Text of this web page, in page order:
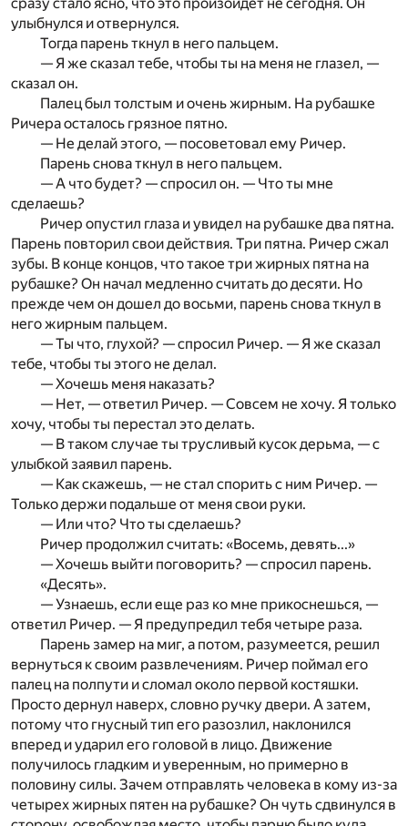
улыбнулся и отвернулся.
Тогда парень ткнул в него пальцем.
— Я же сказал тебе, чтобы ты на меня не глазел, —
сказал он.
Палец был толстым и очень жирным. На рубашке
Ричера осталось грязное пятно.
— Не делай этого, — посоветовал ему Ричер.
Парень снова ткнул в него пальцем.
— А что будет? — спросил он. — Что ты мне
сделаешь?
Ричер опустил глаза и увидел на рубашке два пятна.
Парень повторил свои действия. Три пятна. Ричер сжал
зубы. В конце концов, что такое три жирных пятна на
рубашке? Он начал медленно считать до десяти. Но
прежде чем он дошел до восьми, парень снова ткнул в
него жирным пальцем.
— Ты что, глухой? — спросил Ричер. — Я же сказал
тебе, чтобы ты этого не делал.
— Хочешь меня наказать?
— Нет, — ответил Ричер. — Совсем не хочу. Я только
хочу, чтобы ты перестал это делать.
— В таком случае ты трусливый кусок дерьма, — с
улыбкой заявил парень.
— Как скажешь, — не стал спорить с ним Ричер. —
Только держи подальше от меня свои руки.
— Или что? Что ты сделаешь?
Ричер продолжил считать: «Восемь, девять...»
— Хочешь выйти поговорить? — спросил парень.
«Десять».
— Узнаешь, если еще раз ко мне прикоснешься, —
ответил Ричер. — Я предупредил тебя четыре раза.
Парень замер на миг, а потом, разумеется, решил
вернуться к своим развлечениям. Ричер поймал его
палец на полпути и сломал около первой костяшки.
Просто дернул наверх, словно ручку двери. А затем,
потому что гнусный тип его разозлил, наклонился
вперед и ударил его головой в лицо. Движение
получилось гладким и уверенным, но примерно в
половину силы. Зачем отправлять человека в кому из-за
четырех жирных пятен на рубашке? Он чуть сдвинулся в